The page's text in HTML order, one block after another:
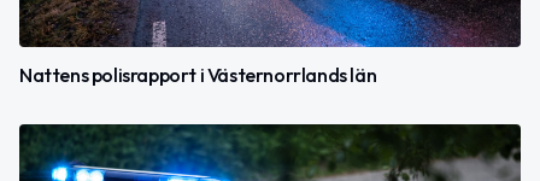
Nattens polisrapport i Västernorrlands län